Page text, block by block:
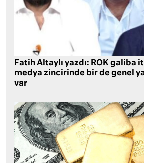
Fatih Altaylı yazdı: ROK galiba
medya zincirinde bir de genel
var